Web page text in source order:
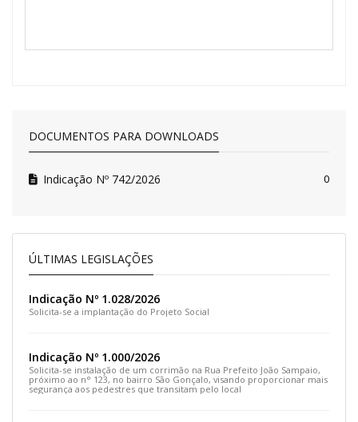
DOCUMENTOS PARA DOWNLOADS
Indicação Nº 742/2026 0
ÚLTIMAS LEGISLAÇÕES
Indicação Nº 1.028/2026
Solicita-se a implantação do Projeto Social
Indicação Nº 1.000/2026
Solicita-se instalação de um corrimão na Rua Prefeito João Sampaio,
próximo ao n° 123, no bairro São Gonçalo, visando proporcionar mais
segurança aos pedestres que transitam pelo local